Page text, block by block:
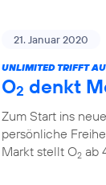
21. Januar 2020
UNLIMITED TRIFFT
O2 denkt
Zum Start ins
persönliche
Markt stellt O2 ab